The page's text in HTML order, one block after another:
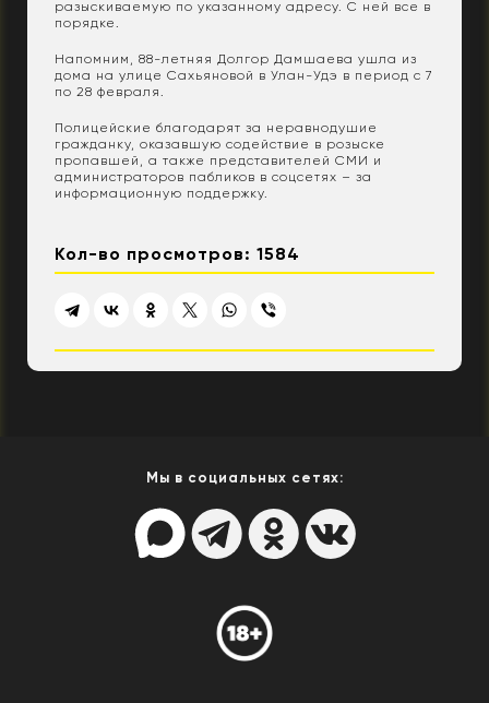
разыскиваемую по указанному адресу. С ней все в
порядке.
Напомним, 88-летняя Долгор Дамшаева ушла из
дома на улице Сахьяновой в Улан-Удэ в период с 7
по 28 февраля.
Полицейские благодарят за неравнодушие
гражданку, оказавшую содействие в розыске
пропавшей, а также представителей СМИ и
администраторов пабликов в соцсетях – за
информационную поддержку.
Кол-во просмотров: 1584
Мы в социальных сетях: